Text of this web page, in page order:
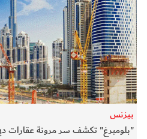
بيزنس
"بلومبرغ" تكشف سر مرونة عقارات